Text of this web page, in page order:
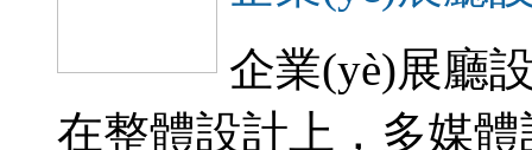
企業(yè)展廳設
在整體設計上，多